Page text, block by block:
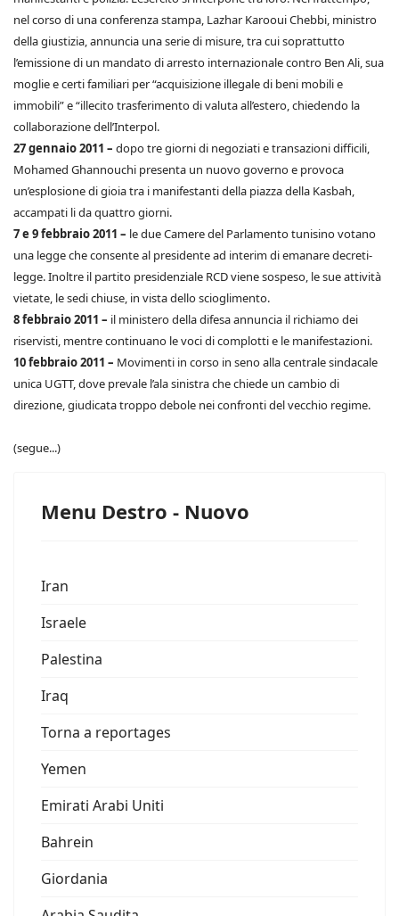
nel corso di una conferenza stampa, Lazhar Karooui Chebbi, ministro
della giustizia, annuncia una serie di misure, tra cui soprattutto
l’emissione di un mandato di arresto internazionale contro Ben Ali, sua
moglie e certi familiari per “acquisizione illegale di beni mobili e
immobili” e “illecito trasferimento di valuta all’estero, chiedendo la
collaborazione dell’Interpol.
27 gennaio 2011 – dopo tre giorni di negoziati e transazioni difficili,
Mohamed Ghannouchi presenta un nuovo governo e provoca
un’esplosione di gioia tra i manifestanti della piazza della Kasbah,
accampati li da quattro giorni.
7 e 9 febbraio 2011 – le due Camere del Parlamento tunisino votano
una legge che consente al presidente ad interim di emanare decreti-
legge. Inoltre il partito presidenziale RCD viene sospeso, le sue attività
vietate, le sedi chiuse, in vista dello scioglimento.
8 febbraio 2011 – il ministero della difesa annuncia il richiamo dei
riservisti, mentre continuano le voci di complotti e le manifestazioni.
10 febbraio 2011 – Movimenti in corso in seno alla centrale sindacale
unica UGTT, dove prevale l’ala sinistra che chiede un cambio di
direzione, giudicata troppo debole nei confronti del vecchio regime.
(segue...)
Menu Destro - Nuovo
Iran
Israele
Palestina
Iraq
Torna a reportages
Yemen
Emirati Arabi Uniti
Bahrein
Giordania